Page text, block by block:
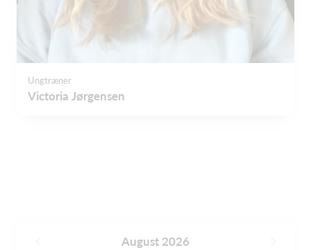
Ungtræner
Victoria Jørgensen
August 2026